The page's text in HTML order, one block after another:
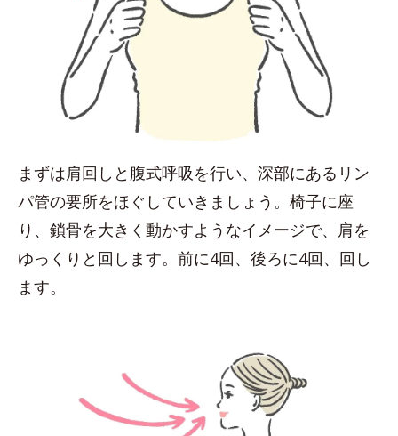
まずは肩回しと腹式呼吸を行い、深部にあるリン
パ管の要所をほぐしていきましょう。椅子に座
り、鎖骨を大きく動かすようなイメージで、肩を
ゆっくりと回します。前に4回、後ろに4回、回し
ます。